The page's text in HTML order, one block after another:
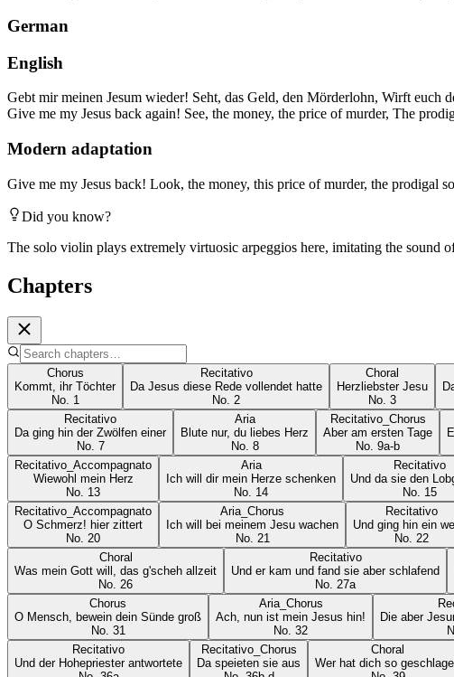
German
English
Gebt mir meinen Jesum wieder! Seht, das Geld, den Mörderlohn, Wirft euch
Give me my Jesus back again! See, the money, the price of murder, The
Modern adaptation
Give me my Jesus back! Look, the money, this price of murder, the prodigal
Did you know?
The solo violin plays extremely virtuosic arpeggios here, imitating the sound
Chapters
Chorus
Kommt, ihr Töchter
No. 1
Recitativo
Da Jesus diese Rede vollendet hatte
No. 2
Choral
Herzliebster Jesu
No. 3
Recitativo
Da ging hin der Zwölfen einer
No. 7
Aria
Blute nur, du liebes Herz
No. 8
Recitativo_Chorus
Aber am ersten Tage
No. 9a-b
Recitativo_Accompagnato
Wiewohl mein Herz
No. 13
Aria
Ich will dir mein Herze schenken
No. 14
Recitativo
Und da sie den
No. 15
Recitativo_Accompagnato
O Schmerz! hier zittert
No. 20
Aria_Chorus
Ich will bei meinem Jesu wachen
No. 21
Recitativo
Und ging hin ein
No. 22
Choral
Was mein Gott will, das g'scheh allzeit
No. 26
Recitativo
Und er kam und fand sie aber schlafend
No. 27a
Chorus
O Mensch, bewein dein Sünde groß
No. 31
Aria_Chorus
Ach, nun ist mein Jesus hin!
No. 32
Die aber
Recitativo
Und der Hohepriester antwortete
Recitativo_Chorus
Da speieten sie aus
Choral
Wer hat dich so